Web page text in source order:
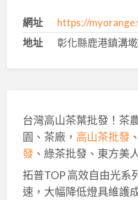
網址
https://
地址
彰化縣鹿港鎮溝
台灣高山茶葉批發！茶
園、茶廠， 高山茶批發、
發、綠茶批發、東方美
拓普TOP 高效自由光系
速，大幅降低燈具維護